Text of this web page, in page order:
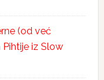
(od već
Pihtije iz Slow